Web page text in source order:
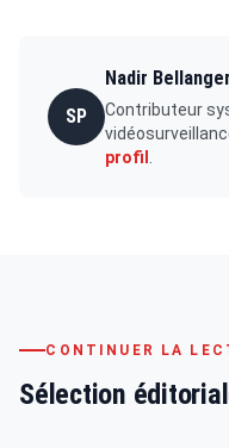
SP
Nadir Bellanger
Contributeur
profil
CONTINUER LA
Sélection